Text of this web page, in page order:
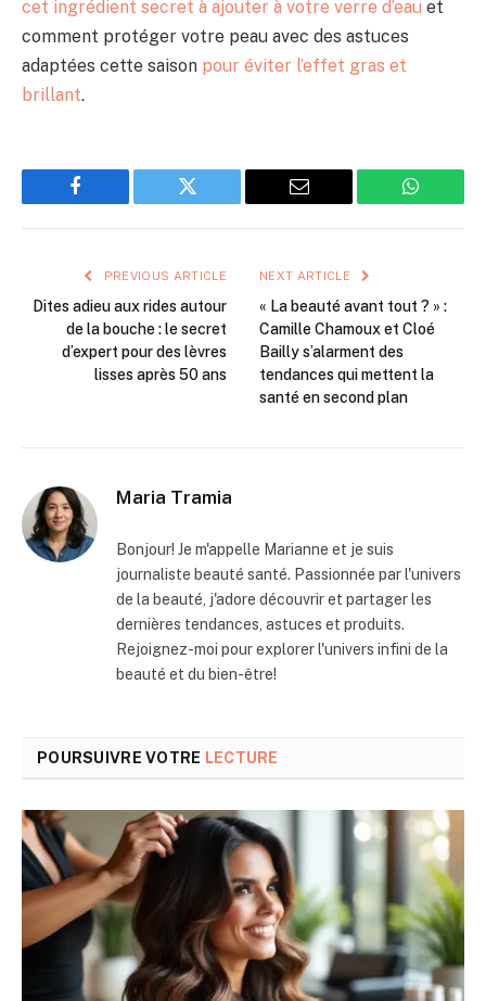
cet ingrédient secret à ajouter à votre verre d’eau et
comment protéger votre peau avec des astuces
adaptées cette saison pour éviter l’effet gras et
brillant.
Facebook Twitter Email
PREVIOUS ARTICLE
Dites adieu aux rides autour
de la bouche : le secret
d’expert pour des lèvres
lisses après 50 ans
NEXT ARTICLE
« La beauté avant tout ? » :
Camille Chamoux et Cloé
Bailly s’alarment des
tendances qui mettent la
santé en second plan
Maria Tramia
Bonjour! Je m'appelle Marianne et je suis
journaliste beauté santé. Passionnée par l'univers
de la beauté, j'adore découvrir et partager les
dernières tendances, astuces et produits.
Rejoignez-moi pour explorer l'univers infini de la
beauté et du bien-être!
POURSUIVRE VOTRE LECTURE